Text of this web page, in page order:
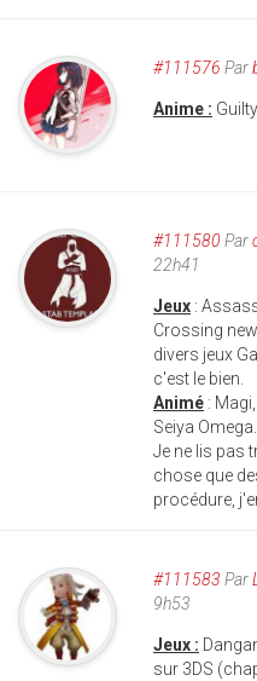
#111576 Par
Anime :
#111580 Par
22h41
Jeux :
Crossing
divers jeux
c'est le bien.
Animé :
Seiya Omega.
Je ne lis pas
chose que
procédure,
#111583 Par
9h53
Jeux :
sur 3DS